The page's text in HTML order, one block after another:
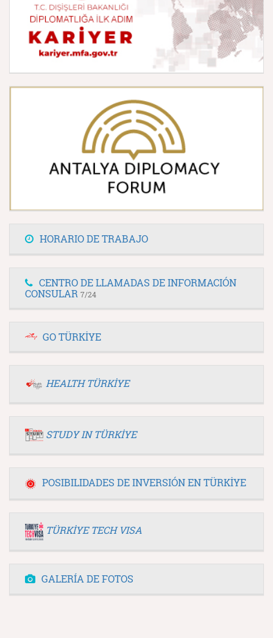
HORARIO DE TRABAJO
CENTRO DE LLAMADAS DE INFORMACIÓN
CONSULAR 7/24
GO TÜRKİYE
HEALTH TÜRKİYE
STUDY IN TÜRKİYE
POSIBILIDADES DE INVERSIÓN EN TÜRKİYE
TÜRKİYE TECH VISA
GALERÍA DE FOTOS